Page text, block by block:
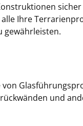
Ihre
gewährleisten.
und